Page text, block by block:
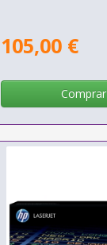
105,00 €
Comprar